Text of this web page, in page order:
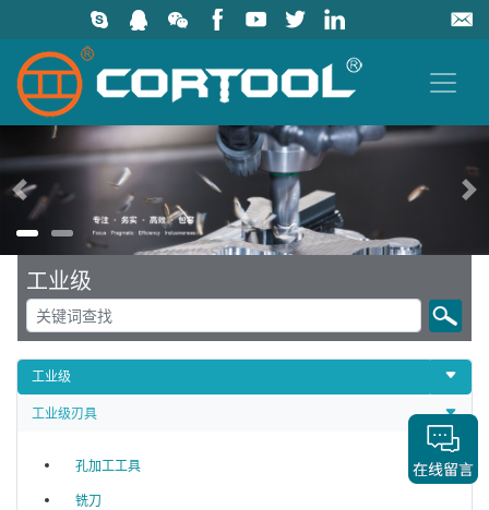
上一页
工业级
工业级
工业级刃具
孔加工工具
铣刀